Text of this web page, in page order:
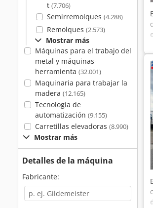
t (7.706)
Semirremolques (4.288)
Remolques (2.573)
Mostrar más
Máquinas para el trabajo del
metal y máquinas-
herramienta (32.001)
Maquinaria para trabajar la
madera (12.165)
Tecnología de
automatización (9.155)
Carretillas elevadoras (8.990)
Mostrar más
Detalles de la máquina
Fabricante: